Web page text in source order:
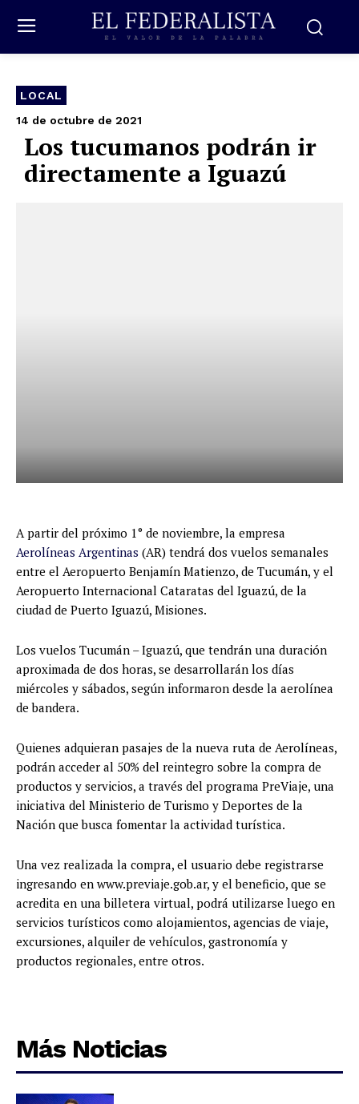
LOCAL
14 de octubre de 2021
Los tucumanos podrán ir
directamente a Iguazú
A partir del próximo 1° de noviembre, la empresa
Aerolíneas Argentinas (AR) tendrá dos vuelos semanales
entre el Aeropuerto Benjamín Matienzo, de Tucumán, y el
Aeropuerto Internacional Cataratas del Iguazú, de la
ciudad de Puerto Iguazú, Misiones.
Los vuelos Tucumán – Iguazú, que tendrán una duración
aproximada de dos horas, se desarrollarán los días
miércoles y sábados, según informaron desde la aerolínea
de bandera.
Quienes adquieran pasajes de la nueva ruta de Aerolíneas,
podrán acceder al 50% del reintegro sobre la compra de
productos y servicios, a través del programa PreViaje, una
iniciativa del Ministerio de Turismo y Deportes de la
Nación que busca fomentar la actividad turística.
Una vez realizada la compra, el usuario debe registrarse
ingresando en www.previaje.gob.ar, y el beneficio, que se
acredita en una billetera virtual, podrá utilizarse luego en
servicios turísticos como alojamientos, agencias de viaje,
excursiones, alquiler de vehículos, gastronomía y
productos regionales, entre otros.
Más Noticias